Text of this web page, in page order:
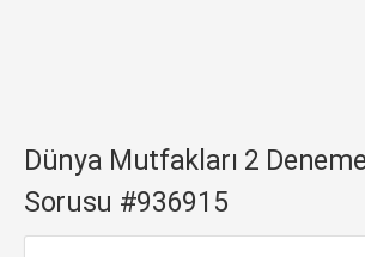
Dünya Mutfakları 2 Deneme
Sorusu #936915